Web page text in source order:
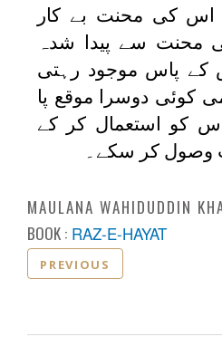
اس کی محنت بے کار
محنت سے پیدا شدہ
کے پاس موجود رہتی
کوئی دوسرا موقع پا
کو استعمال کر کے
وصول کر سکے۔
MAULANA WAHIDUDDIN
BOOK : RAZ-E-HAYAT
PREVIOUS